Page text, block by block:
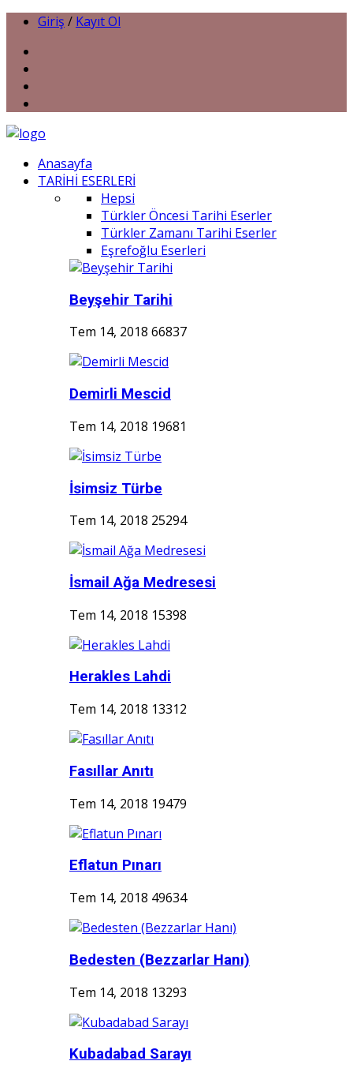
Giriş / Kayıt Ol
Anasayfa
TARİHİ ESERLERİ
Hepsi
Türkler Öncesi Tarihi Eserler
Türkler Zamanı Tarihi Eserler
Eşrefoğlu Eserleri
Beyşehir Tarihi
Tem 14, 2018 66837
Demirli Mescid
Tem 14, 2018 19681
İsimsiz Türbe
Tem 14, 2018 25294
İsmail Ağa Medresesi
Tem 14, 2018 15398
Herakles Lahdi
Tem 14, 2018 13312
Fasıllar Anıtı
Tem 14, 2018 19479
Eflatun Pınarı
Tem 14, 2018 49634
Bedesten (Bezzarlar Hanı)
Tem 14, 2018 13293
Kubadabad Sarayı